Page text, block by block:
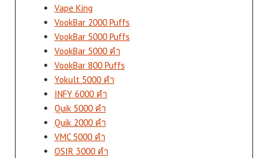
Vape King
VookBar 2000 Puffs
VookBar 5000 Puffs
VookBar 5000 คำ
VookBar 800 Puffs
Yokult 5000 คำ
INFY 6000 คำ
Quik 5000 คำ
Quik 2000 คำ
VMC 5000 คำ
OSIR 3000 คำ